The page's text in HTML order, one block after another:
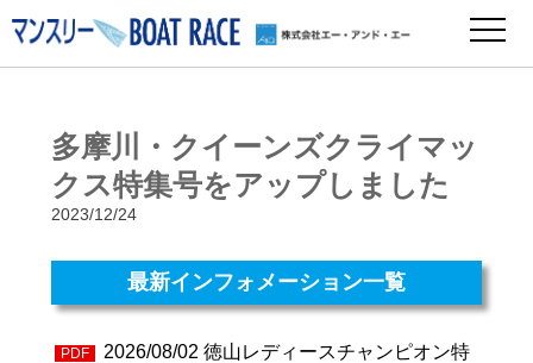
多摩川・クイーンズクライマッ
クス特集号をアップしました
2023/12/24
最新インフォメーション一覧
PDF 2026/08/02 徳山レディースチャンピオン特